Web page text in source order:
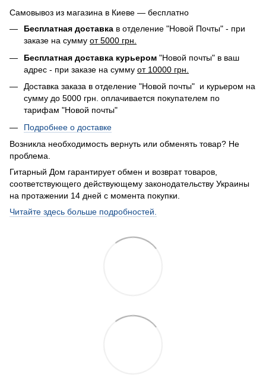
Самовывоз из магазина в Киеве — бесплатно
Бесплатная доставка в отделение "Новой Почты" - при
заказе на сумму от 5000 грн.
Бесплатная доставка курьером "Новой почты" в ваш
адрес - при заказе на сумму от 10000 грн.
Доставка заказа в отделение "Новой почты" и курьером на
сумму до 5000 грн. оплачивается покупателем по
тарифам "Новой почты"
Подробнее о доставке
Возникла необходимость вернуть или обменять товар? Не
проблема.
Гитарный Дом гарантирует обмен и возврат товаров,
соответствующего действующему законодательству Украины
на протажении 14 дней с момента покупки.
Читайте здесь больше подробностей.